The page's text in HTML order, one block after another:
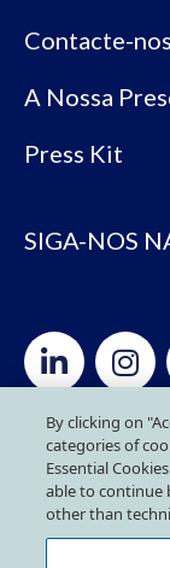
Contacte-nos
A Nossa
Press Kit
SIGA-NOS
Política de
Política de
By clicking on
categories of
Essential
able to continue
other than